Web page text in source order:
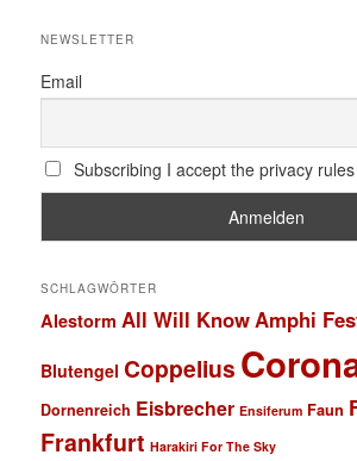
NEWSLETTER
Email
Subscribing I accept the privacy
SCHLAGWÖRTER
Alestorm All Will KnowAmphi
Blutengel Coppelius
Dornenreich Eisbrecher Ensiferum Faun
Frankfurt Harakiri For The Sky